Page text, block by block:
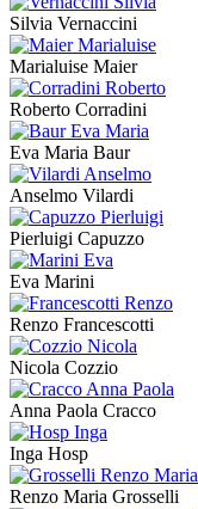
Silvia Vernaccini
Marialuise Maier
Roberto Corradini
Eva Maria Baur
Anselmo Vilardi
Pierluigi Capuzzo
Eva Marini
Renzo Francescotti
Nicola Cozzio
Anna Paola Cracco
Inga Hosp
Renzo Maria Grosselli